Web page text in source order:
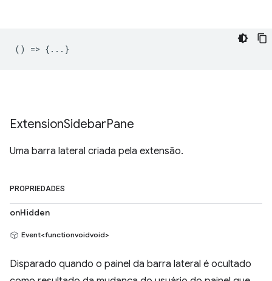
() => {...}
ExtensionSidebarPane
Uma barra lateral criada pela extensão.
PROPRIEDADES
onHidden
Event<functionvoidvoid>
Disparado quando o painel da barra lateral é ocultado